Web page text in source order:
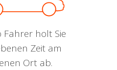
Fahrer holt Sie
Zeit am
Ort ab.